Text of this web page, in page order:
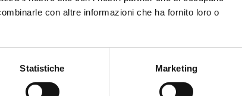
con altre informazioni che ha fornito loro o
Statistiche Marketing